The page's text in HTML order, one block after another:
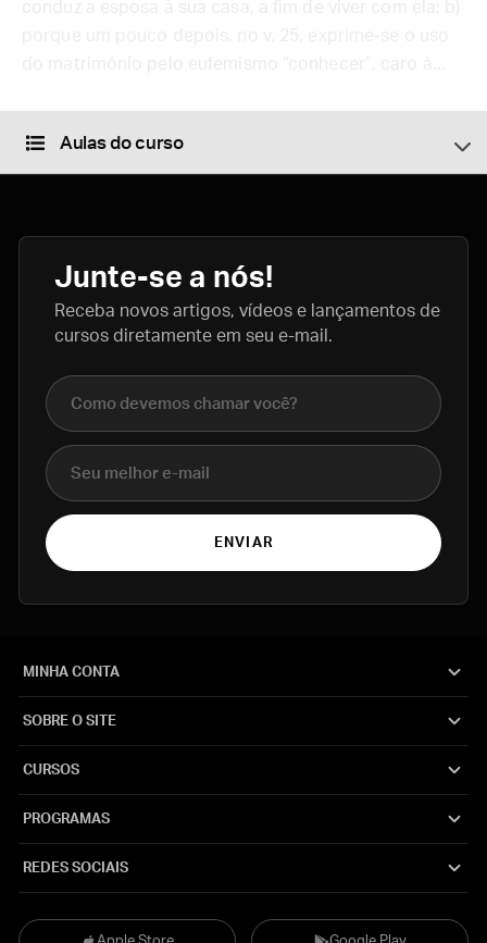
Aulas do curso
Junte-se a nós!
Receba novos artigos, vídeos e lançamentos de
cursos diretamente em seu e-mail.
Nome completo
E-mail
ENVIAR
MINHA CONTA
SOBRE O SITE
CURSOS
PROGRAMAS
REDES SOCIAIS